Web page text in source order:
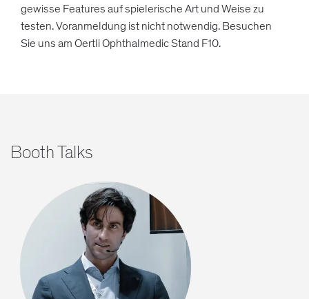
gewisse Features auf spielerische Art und Weise zu
testen. Voranmeldung ist nicht notwendig. Besuchen
Sie uns am Oertli Ophthalmedic Stand F10.
Booth Talks